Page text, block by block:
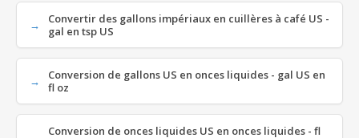
Convertir des gallons impériaux en cuillères à café US -
gal en tsp US
Conversion de gallons US en onces liquides - gal US en
fl oz
Conversion de onces liquides US en onces liquides - fl